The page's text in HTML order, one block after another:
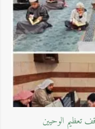
تعظيم الوحيين